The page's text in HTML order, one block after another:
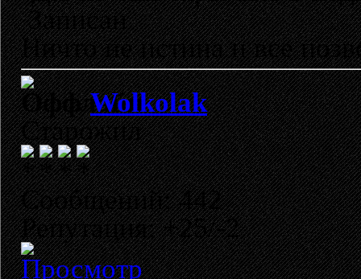
Записан
Ничто не истина и все
Wolkolak
Старожил
Сообщений: 442
Репутация: +25/-2